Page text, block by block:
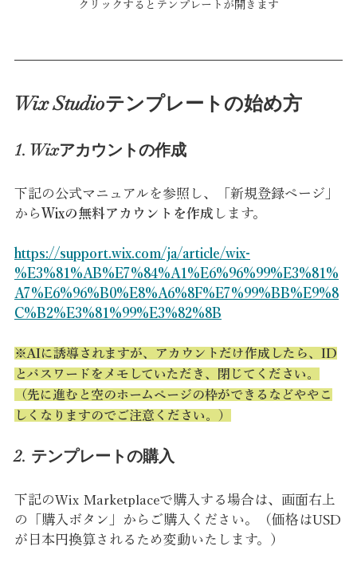
クリックするとテンプレートが開きます
Wix Studioテンプレートの始め方
1. Wixアカウントの作成
下記の公式マニュアルを参照し、「 新規登録ページ
から Wixの無料アカウントを作成 します。
https://support.wix.com/ja/article/wix-
%E3%81%AB%E7%84%A1%E6%96%99%E3%81%
A7%E6%96%B0%E8%A6%8F%E7%99%BB%E9%8
C%B2%E3%81%99%E3%82%8B
※AIに誘導されますが、アカウントだけ作成したら、ID
とパスワードをメモしていただき、閉じてください。
（先に進むと空のホームページの枠ができるなどややこ
しくなりますのでご注意ください。）
2. テンプレートの購入
下記のWix Marketplaceで購入する場合は、画面右上
の「購入ボタン」からご購入ください。（価格はUSD
が日本円換算されるため変動いたします。）